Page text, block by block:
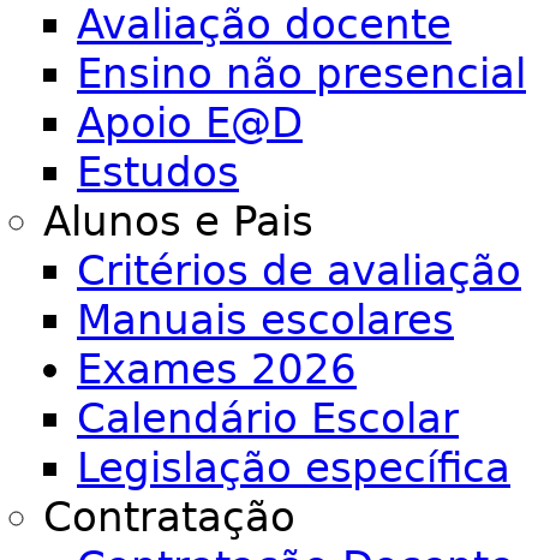
Avaliação docente
Ensino não presencial
Apoio E@D
Estudos
Alunos e Pais
Critérios de avaliação
Manuais escolares
Exames 2026
Calendário Escolar
Legislação específica
Contratação